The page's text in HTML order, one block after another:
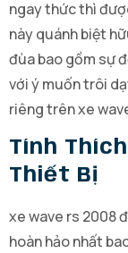
ngay thức thì
này quánh biệt
đùa bao gồm sự
với ý muốn trôi
riêng trên xe
Tính
Thiết Bị
xe wave rs 2008
hoàn hảo nhất